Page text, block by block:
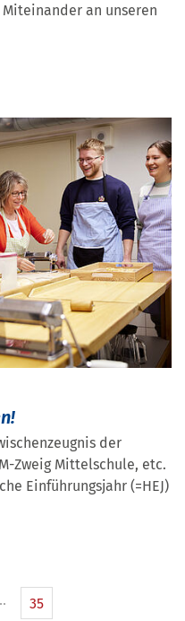
an unseren
der
Zweig Mittelschule, etc.
Einführungsjahr (=HEJ)
35